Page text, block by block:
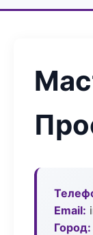
Email:
Город: